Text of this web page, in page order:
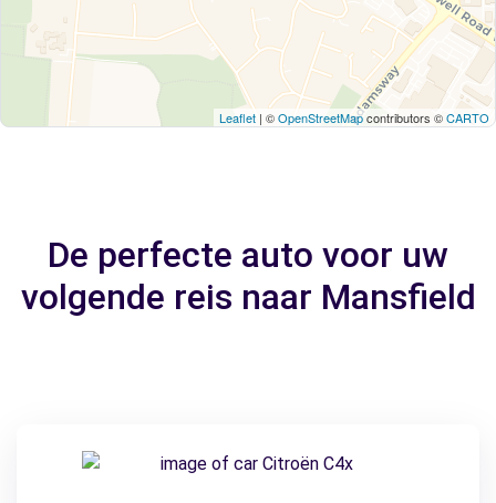
Leaflet | ©OpenStreetMapcontributors ©CARTO
De perfecte auto voor uw
volgende reis naar Mansfield